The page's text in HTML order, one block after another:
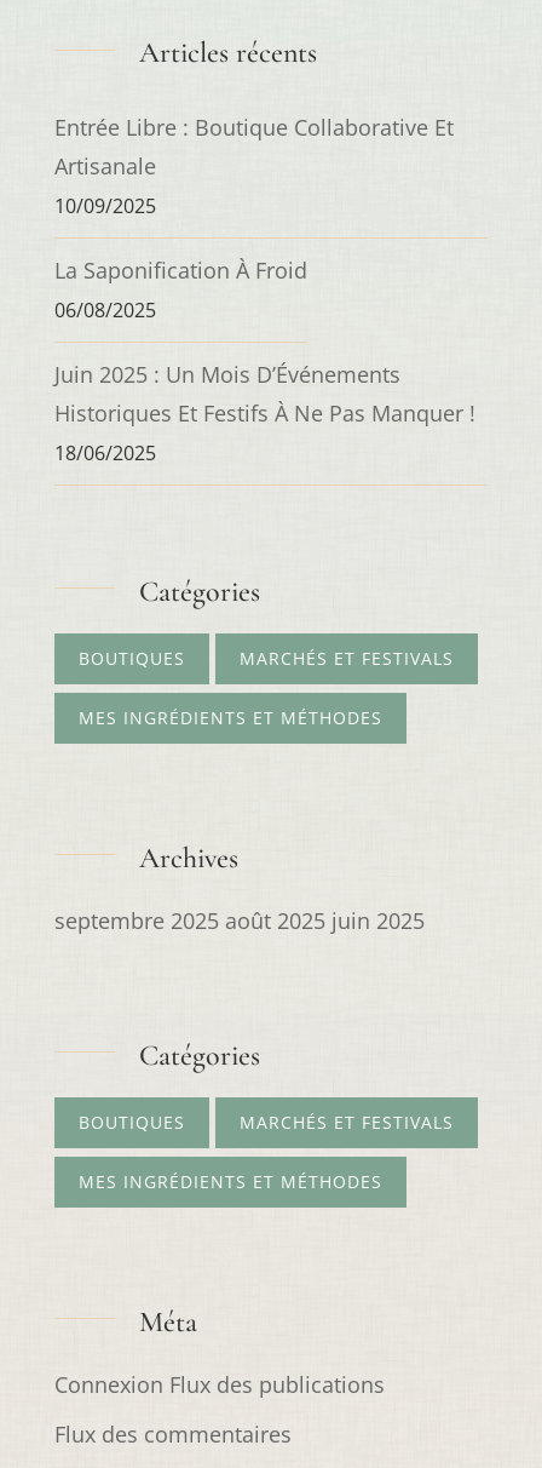
Articles récents
Entrée Libre : Boutique Collaborative Et
Artisanale
10/09/2025
La Saponification À Froid
06/08/2025
Juin 2025 : Un Mois D’Événements
Historiques Et Festifs À Ne Pas Manquer !
18/06/2025
Catégories
BOUTIQUES MARCHÉS ET FESTIVALS
MES INGRÉDIENTS ET MÉTHODES
Archives
septembre 2025 août 2025 juin 2025
Catégories
BOUTIQUES MARCHÉS ET FESTIVALS
MES INGRÉDIENTS ET MÉTHODES
Méta
Connexion Flux des publications
Flux des commentaires